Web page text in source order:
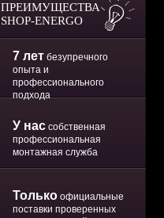
ПРЕИМУЩЕСТВА
SHOP-ENERGO
7 лет безупречного
опыта и
профессионального
подхода
У нас собственная
профессиональная
монтажная служба
Только официальные
поставки проверенных